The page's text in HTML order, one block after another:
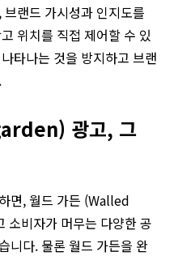
랜드 가시성과 인지도를
위치를 직접 제어할 수 있
타나는 것을 방지하고 브랜
광고, 그
면, 월드 가든 (Walled
소비자가 머무는 다양한 공
니다. 물론 월드 가든을 완